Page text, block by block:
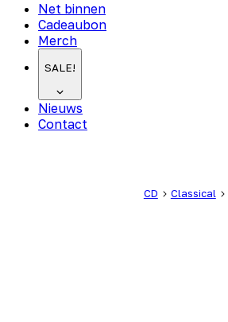
Net binnen
Cadeaubon
Merch
SALE!
Nieuws
Contact
CD Classical